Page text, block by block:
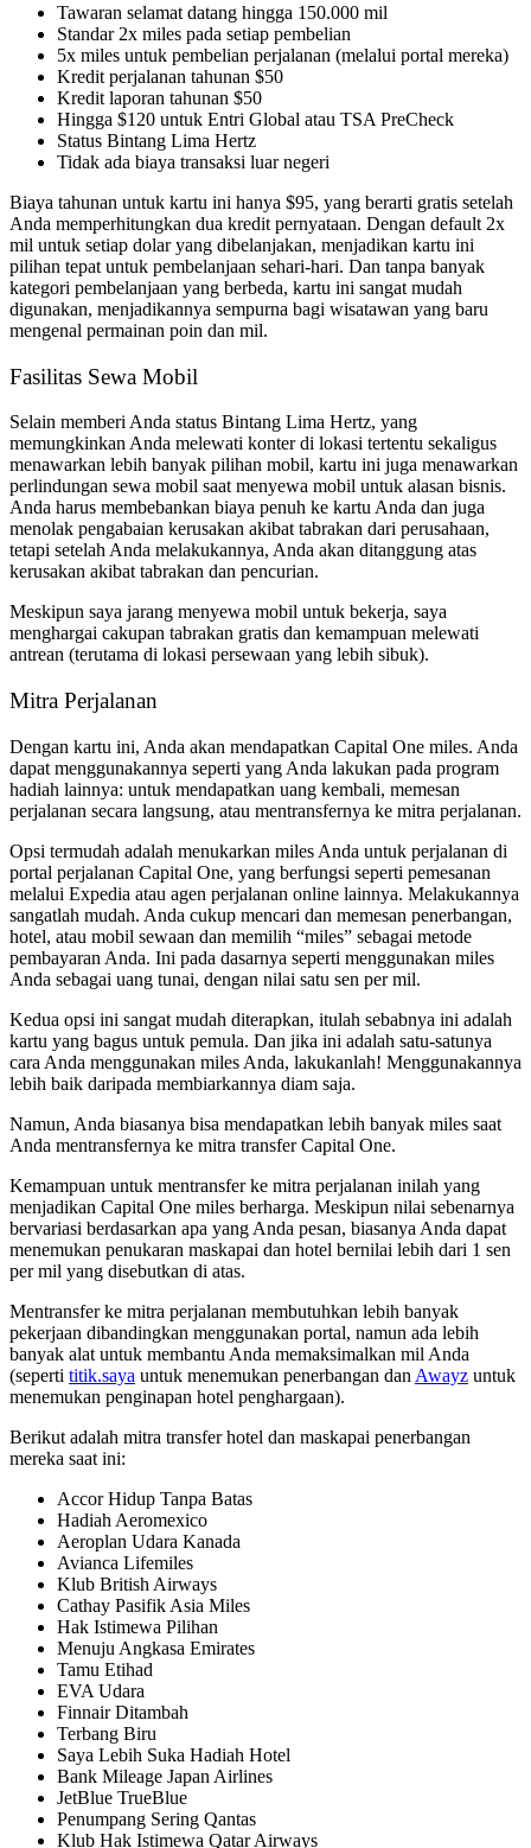
Tawaran selamat datang hingga 150.000 mil
Standar 2x miles pada setiap pembelian
5x miles untuk pembelian perjalanan (melalui portal mereka)
Kredit perjalanan tahunan $50
Kredit laporan tahunan $50
Hingga $120 untuk Entri Global atau TSA PreCheck
Status Bintang Lima Hertz
Tidak ada biaya transaksi luar negeri
Biaya tahunan untuk kartu ini hanya $95, yang berarti gratis setelah
Anda memperhitungkan dua kredit pernyataan. Dengan default 2x
mil untuk setiap dolar yang dibelanjakan, menjadikan kartu ini
pilihan tepat untuk pembelanjaan sehari-hari. Dan tanpa banyak
kategori pembelanjaan yang berbeda, kartu ini sangat mudah
digunakan, menjadikannya sempurna bagi wisatawan yang baru
mengenal permainan poin dan mil.
Fasilitas Sewa Mobil
Selain memberi Anda status Bintang Lima Hertz, yang
memungkinkan Anda melewati konter di lokasi tertentu sekaligus
menawarkan lebih banyak pilihan mobil, kartu ini juga menawarkan
perlindungan sewa mobil saat menyewa mobil untuk alasan bisnis.
Anda harus membebankan biaya penuh ke kartu Anda dan juga
menolak pengabaian kerusakan akibat tabrakan dari perusahaan,
tetapi setelah Anda melakukannya, Anda akan ditanggung atas
kerusakan akibat tabrakan dan pencurian.
Meskipun saya jarang menyewa mobil untuk bekerja, saya
menghargai cakupan tabrakan gratis dan kemampuan melewati
antrean (terutama di lokasi persewaan yang lebih sibuk).
Mitra Perjalanan
Dengan kartu ini, Anda akan mendapatkan Capital One miles. Anda
dapat menggunakannya seperti yang Anda lakukan pada program
hadiah lainnya: untuk mendapatkan uang kembali, memesan
perjalanan secara langsung, atau mentransfernya ke mitra perjalanan.
Opsi termudah adalah menukarkan miles Anda untuk perjalanan di
portal perjalanan Capital One, yang berfungsi seperti pemesanan
melalui Expedia atau agen perjalanan online lainnya. Melakukannya
sangatlah mudah. Anda cukup mencari dan memesan penerbangan,
hotel, atau mobil sewaan dan memilih “miles” sebagai metode
pembayaran Anda. Ini pada dasarnya seperti menggunakan miles
Anda sebagai uang tunai, dengan nilai satu sen per mil.
Kedua opsi ini sangat mudah diterapkan, itulah sebabnya ini adalah
kartu yang bagus untuk pemula. Dan jika ini adalah satu-satunya
cara Anda menggunakan miles Anda, lakukanlah! Menggunakannya
lebih baik daripada membiarkannya diam saja.
Namun, Anda biasanya bisa mendapatkan lebih banyak miles saat
Anda mentransfernya ke mitra transfer Capital One.
Kemampuan untuk mentransfer ke mitra perjalanan inilah yang
menjadikan Capital One miles berharga. Meskipun nilai sebenarnya
bervariasi berdasarkan apa yang Anda pesan, biasanya Anda dapat
menemukan penukaran maskapai dan hotel bernilai lebih dari 1 sen
per mil yang disebutkan di atas.
Mentransfer ke mitra perjalanan membutuhkan lebih banyak
pekerjaan dibandingkan menggunakan portal, namun ada lebih
banyak alat untuk membantu Anda memaksimalkan mil Anda
(seperti titik.saya untuk menemukan penerbangan dan Awayz untuk
menemukan penginapan hotel penghargaan).
Berikut adalah mitra transfer hotel dan maskapai penerbangan
mereka saat ini:
Accor Hidup Tanpa Batas
Hadiah Aeromexico
Aeroplan Udara Kanada
Avianca Lifemiles
Klub British Airways
Cathay Pasifik Asia Miles
Hak Istimewa Pilihan
Menuju Angkasa Emirates
Tamu Etihad
EVA Udara
Finnair Ditambah
Terbang Biru
Saya Lebih Suka Hadiah Hotel
Bank Mileage Japan Airlines
JetBlue TrueBlue
Penumpang Sering Qantas
Klub Hak Istimewa Qatar Airways